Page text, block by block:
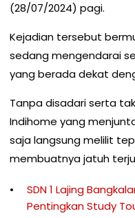
(28/07/2024) pagi.
Kejadian tersebut
sedang mengendarai
yang berada dekat
Tanpa disadari serta
Indihome yang
saja langsung melilit
membuatnya jatuh
SDN 1 Lajing
Pentingkan Study